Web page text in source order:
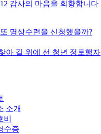
감사의 마음을 회향합니다
명상수련을 신청했을까?
아 길 위에 선 청년 정토행자
소개
수증